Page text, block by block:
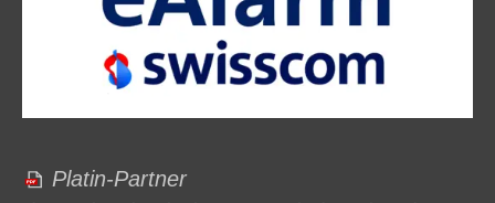
Platin-Partner